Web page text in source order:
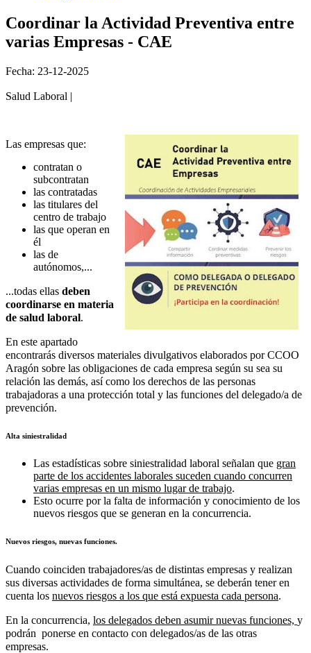
Coordinar la Actividad Preventiva entre
varias Empresas - CAE
Fecha: 23-12-2025
Salud Laboral |
Las empresas que:
contratan o
subcontratan
las contratadas
las titulares del
centro de trabajo
las que operan en
él
las de
autónomos,...
...todas ellas deben
coordinarse en materia
de salud laboral.
En este apartado
encontrarás diversos materiales divulgativos elaborados por CCOO
Aragón sobre las obligaciones de cada empresa según su sea su
relación las demás, así como los derechos de las personas
trabajadoras a una protección total y las funciones del delegado/a de
prevención.
Alta siniestralidad
Las estadísticas sobre siniestralidad laboral señalan que gran
parte de los accidentes laborales suceden cuando concurren
varias empresas en un mismo lugar de trabajo.
Esto ocurre por la falta de información y conocimiento de los
nuevos riesgos que se generan en la concurrencia.
Nuevos riesgos, nuevas funciones.
Cuando coinciden trabajadores/as de distintas empresas y realizan
sus diversas actividades de forma simultánea, se deberán tener en
cuenta los nuevos riesgos a los que está expuesta cada persona.
En la concurrencia, los delegados deben asumir nuevas funciones, y
podrán ponerse en contacto con delegados/as de las otras
empresas.